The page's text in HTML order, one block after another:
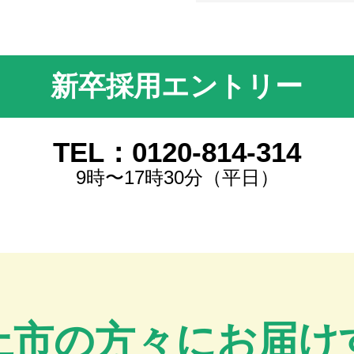
新卒採用エントリー
TEL：0120-814-314
9時〜17時30分（平日）
市の方々にお届け